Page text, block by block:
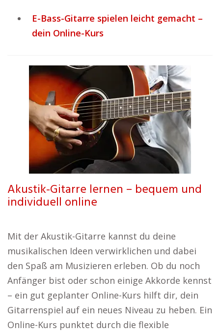
E-Bass-Gitarre spielen leicht gemacht –
dein Online-Kurs
Akustik-Gitarre lernen – bequem und
individuell online
Mit der Akustik-Gitarre kannst du deine
musikalischen Ideen verwirklichen und dabei
den Spaß am Musizieren erleben. Ob du noch
Anfänger bist oder schon einige Akkorde kennst
– ein gut geplanter Online-Kurs hilft dir, dein
Gitarrenspiel auf ein neues Niveau zu heben. Ein
Online-Kurs punktet durch die flexible